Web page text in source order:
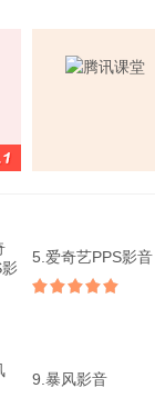
5.爱奇艺PPS影音
9.暴风影音